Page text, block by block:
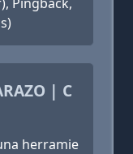
| C
herramie